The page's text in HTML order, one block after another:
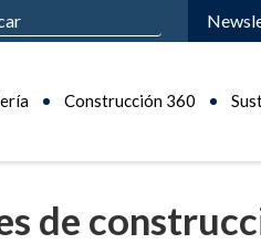
Construcción 360
de